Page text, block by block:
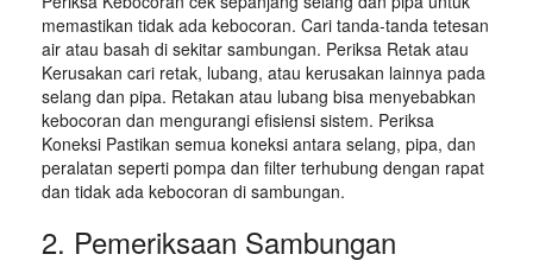
memastikan tidak ada kebocoran. Cari tanda-tanda tetesan
air atau basah di sekitar sambungan. Periksa Retak atau
Kerusakan cari retak, lubang, atau kerusakan lainnya pada
selang dan pipa. Retakan atau lubang bisa menyebabkan
kebocoran dan mengurangi efisiensi sistem. Periksa
Koneksi Pastikan semua koneksi antara selang, pipa, dan
peralatan seperti pompa dan filter terhubung dengan rapat
dan tidak ada kebocoran di sambungan.
2. Pemeriksaan Sambungan